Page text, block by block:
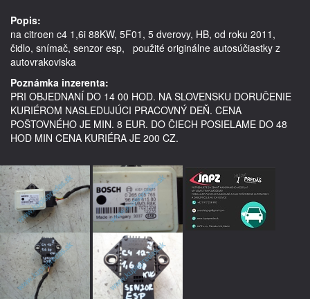
Popis:
na citroen c4 1,6i 88KW, 5F01, 5 dverovy, HB, od roku 2011,
čidlo, snímač, senzor esp,   použité originálne autosúčiastky z
autovrakoviska
Poznámka inzerenta:
PRI OBJEDNANÍ DO 14 00 HOD. NA SLOVENSKU DORUČENIE
KURIÉROM NASLEDUJÚCI PRACOVNÝ DEŇ. CENA
POŠTOVNÉHO JE MIN. 8 EUR. DO ČIECH POSIELAME DO 48
HOD MIN CENA KURIÉRA JE 200 CZ.